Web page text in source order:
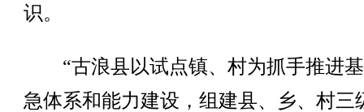
识。
“古浪县以试点镇、村为抓手推进
急体系和能力建设，组建县、乡、村三